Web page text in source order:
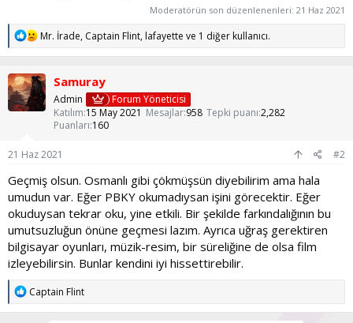
Moderatörün son düzenlenenleri: 21 Haz 2021
T
p
k
i
l
e
Mr. İrade, Captain Flint,lafayette ve 1 diğer kullanıcı.
Samuray
Admin
Forum Yöneticisi
Katılım 15 May 2021 Mesajlar 958 Tepki puanı 2,282
Puanları 160
21 Haz 2021 #2
Geçmiş olsun. Osmanlı gibi çökmüşsün diyebilirim ama hala
umudun var. Eğer PBKY okumadıysan işini görecektir. Eğer
okuduysan tekrar oku, yine etkili. Bir şekilde farkındalığının bu
umutsuzluğun önüne geçmesi lazım. Ayrıca uğraş gerektiren
bilgisayar oyunları, müzik-resim, bir süreliğine de olsa film
izleyebilirsin. Bunlar kendini iyi hissettirebilir.
T
p
Captain Flint